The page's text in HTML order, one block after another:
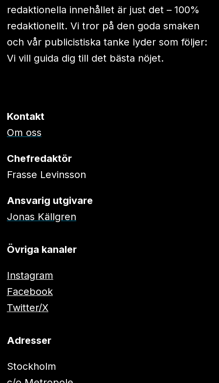
redaktionella innehållet är just det – 100%
redaktionellt. Vi tror på den goda smaken
och vår publicistiska tanke lyder som följer:
Vi vill guida dig till det bästa nöjet.
Kontakt
Om oss
Chefredaktör
Frasse Levinsson
Ansvarig utgivare
Jonas Källgren
Övriga kanaler
Instagram
Facebook
Twitter/X
Adresser
Stockholm